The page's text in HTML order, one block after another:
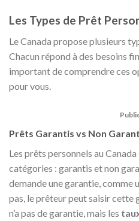
Les Types de Prêt
Le Canada propose plusieurs
Chacun répond à des besoins
important de comprendre ces
pour vous.
Prêts Garantis vs Non
Les prêts personnels au
catégories : garantis et non
demande une garantie, comme
pas, le prêteur peut saisir cette
n’a pas de garantie, mais les